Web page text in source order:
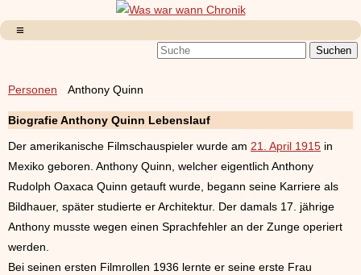
Personen Anthony Quinn
Biografie Anthony Quinn Lebenslauf
Der amerikanische Filmschauspieler wurde am 21. April 1915 in
Mexiko geboren. Anthony Quinn, welcher eigentlich Anthony
Rudolph Oaxaca Quinn getauft wurde, begann seine Karriere als
Bildhauer, später studierte er Architektur. Der damals 17. jährige
Anthony musste wegen einen Sprachfehler an der Zunge operiert
werden.
Bei seinen ersten Filmrollen 1936 lernte er seine erste Frau